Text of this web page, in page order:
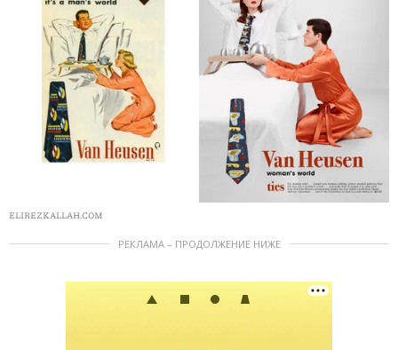
ELIREZKALLAH.COM
РЕКЛАМА – ПРОДОЛЖЕНИЕ НИЖЕ